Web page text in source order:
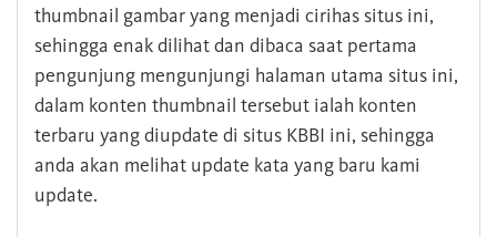
thumbnail gambar yang menjadi cirihas situs ini,
sehingga enak dilihat dan dibaca saat pertama
pengunjung mengunjungi halaman utama situs ini,
dalam konten thumbnail tersebut ialah konten
terbaru yang diupdate di situs KBBI ini, sehingga
anda akan melihat update kata yang baru kami
update.